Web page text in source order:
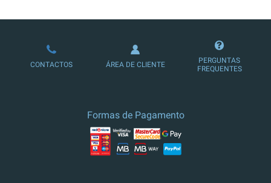
LOJA DE ASSINATURAS
CONTACTOS ÁREA DE CLIENTE
PERGUNTAS
FREQUENTES
Formas de Pagamento